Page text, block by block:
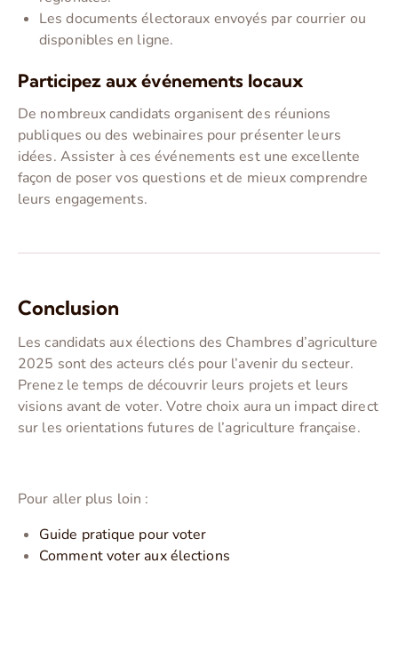
Les documents électoraux envoyés par courrier ou
disponibles en ligne.
Participez aux événements locaux
De nombreux candidats organisent des réunions
publiques ou des webinaires pour présenter leurs
idées. Assister à ces événements est une excellente
façon de poser vos questions et de mieux comprendre
leurs engagements.
Conclusion
Les candidats aux élections des Chambres d’agriculture
2025 sont des acteurs clés pour l’avenir du secteur.
Prenez le temps de découvrir leurs projets et leurs
visions avant de voter. Votre choix aura un impact direct
sur les orientations futures de l’agriculture française.
Pour aller plus loin :
Guide pratique pour voter
Comment voter aux élections